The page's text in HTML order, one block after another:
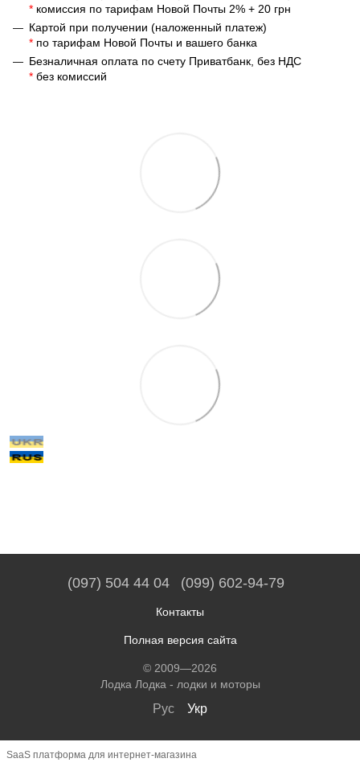
* комиссия по тарифам Новой Почты 2% + 20 грн
Картой при получении (наложенный платеж)
* по тарифам Новой Почты и вашего банка
Безналичная оплата по счету Приватбанк, без НДС
* без комиссий
(097) 504 44 04 (099) 602-94-79
Контакты
Полная версия сайта
© 2009—2026
Лодка Лодка - лодки и моторы
Рус Укр
SaaS платформа для интернет-магазина